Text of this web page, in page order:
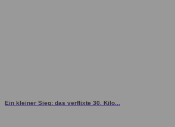
Ein kleiner Sieg: das verflixte 30. Kilo...